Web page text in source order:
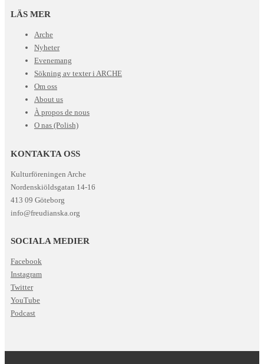
LÄS MER
Arche
Nyheter
Evenemang
Sökning av texter i ARCHE
Om oss
About us
À propos de nous
O nas (Polish)
KONTAKTA OSS
Kulturföreningen Arche
Nordenskiöldsgatan 14-16
413 09 Göteborg
info@freudianska.org
SOCIALA MEDIER
Facebook
Instagram
Twitter
YouTube
Podcast